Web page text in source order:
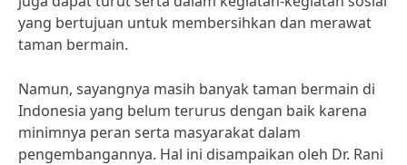
yang bertujuan untuk membersihkan dan merawat
taman bermain.
Namun, sayangnya masih banyak taman bermain di
Indonesia yang belum terurus dengan baik karena
minimnya peran serta masyarakat dalam
pengembangannya. Hal ini disampaikan oleh Dr. Rani